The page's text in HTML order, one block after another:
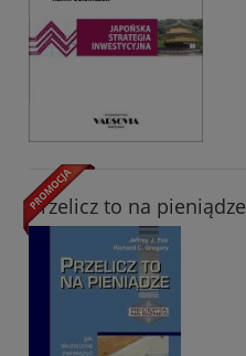
Przelicz to na pieniądze